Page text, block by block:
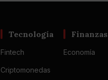
Tecnología
Fintech
Criptomonedas
Finanzas
Economía